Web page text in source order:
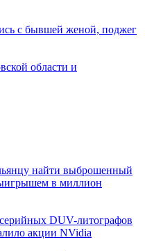
с бывшей женой, поджег
области и
найти выброшенный
в миллион
DUV-литографов
акции NVidia